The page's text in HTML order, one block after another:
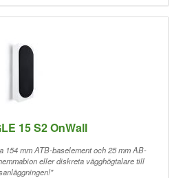
15 S2 OnWall
154 mm ATB-baselement och 25 mm AB-
eller diskreta vägghögtalare till